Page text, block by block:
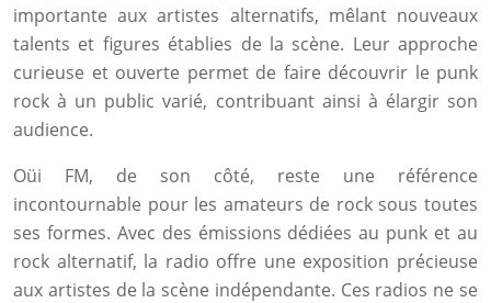
importante aux artistes alternatifs, mêlant nouveaux
talents et figures établies de la scène. Leur approche
curieuse et ouverte permet de faire découvrir le punk
rock à un public varié, contribuant ainsi à élargir son
audience.
Oüi FM, de son côté, reste une référence
incontournable pour les amateurs de rock sous toutes
ses formes. Avec des émissions dédiées au punk et au
rock alternatif, la radio offre une exposition précieuse
aux artistes de la scène indépendante. Ces radios ne se